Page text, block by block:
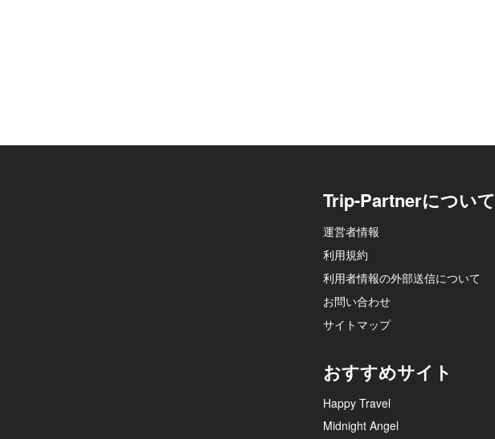
Trip-Partnerについて
運営者情報
利用規約
利用者情報の外部送信について
お問い合わせ
サイトマップ
おすすめサイト
Happy Travel
Midnight Angel